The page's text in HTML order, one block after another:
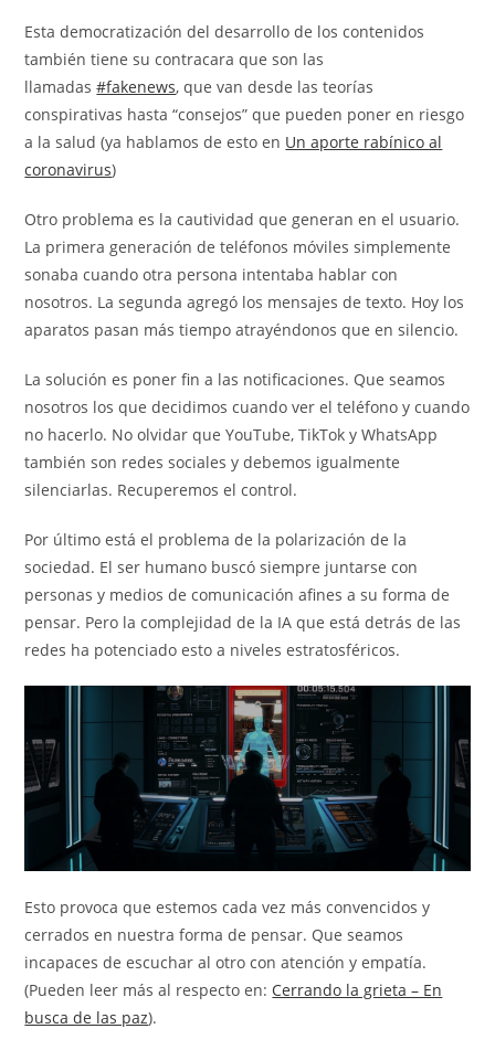
Esta democratización del desarrollo de los contenidos
también tiene su contracara que son las
llamadas#fakenews, que van desde las teorías
conspirativas hasta “consejos” que pueden poner en riesgo
a la salud (ya hablamos de esto en Un aporte rabínico al
coronavirus)
Otro problema es la cautividad que generan en el usuario.
La primera generación de teléfonos móviles simplemente
sonaba cuando otra persona intentaba hablar con
nosotros. La segunda agregó los mensajes de texto. Hoy los
aparatos pasan más tiempo atrayéndonos que en silencio.
La solución es poner fin a las notificaciones. Que seamos
nosotros los que decidimos cuando ver el teléfono y cuando
no hacerlo. No olvidar que YouTube, TikTok y WhatsApp
también son redes sociales y debemos igualmente
silenciarlas. Recuperemos el control.
Por último está el problema de la polarización de la
sociedad. El ser humano buscó siempre juntarse con
personas y medios de comunicación afines a su forma de
pensar. Pero la complejidad de la IA que está detrás de las
redes ha potenciado esto a niveles estratosféricos.
Esto provoca que estemos cada vez más convencidos y
cerrados en nuestra forma de pensar. Que seamos
incapaces de escuchar al otro con atención y empatía.
(Pueden leer más al respecto en: Cerrando la grieta – En
busca de las paz).